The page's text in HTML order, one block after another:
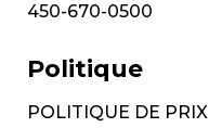
450-670-0500
Politique
POLITIQUE DE PRIX